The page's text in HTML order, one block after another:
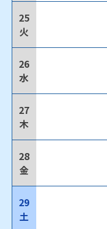
25
火
26
水
27
木
28
金
29
土